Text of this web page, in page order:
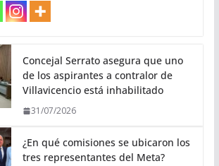
Concejal Serrato asegura que uno
de los aspirantes a contralor de
Villavicencio está inhabilitado
31/07/2026
¿En qué comisiones se ubicaron los
tres representantes del Meta?